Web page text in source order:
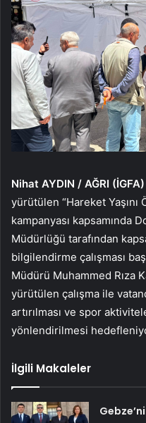
Nihat AYDIN / AĞRI
yürütülen “Hareket Yaşını
kampanyası kapsamında
Müdürlüğü tarafından
bilgilendirme çalışması
Müdürü Muhammed Rıza
yürütülen çalışma ile
artırılması ve spor
yönlendirilmesi
İlgili Makaleler